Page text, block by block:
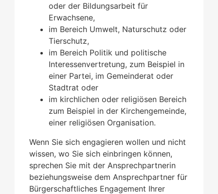
oder der Bildungsarbeit für
Erwachsene,
im Bereich Umwelt, Naturschutz oder
Tierschutz,
im Bereich Politik und politische
Interessenvertretung, zum Beispiel in
einer Partei, im Gemeinderat oder
Stadtrat oder
im kirchlichen oder religiösen Bereich
zum Beispiel in der Kirchengemeinde,
einer religiösen Organisation.
Wenn Sie sich engagieren wollen und nicht
wissen, wo Sie sich einbringen können,
sprechen Sie mit der Ansprechpartnerin
beziehungsweise dem Ansprechpartner für
Bürgerschaftliches Engagement Ihrer